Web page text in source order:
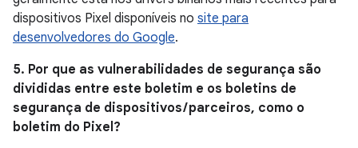
dispositivos Pixel disponíveis no site para
desenvolvedores do Google.
5. Por que as vulnerabilidades de segurança são
divididas entre este boletim e os boletins de
segurança de dispositivos / parceiros, como o
boletim do Pixel?